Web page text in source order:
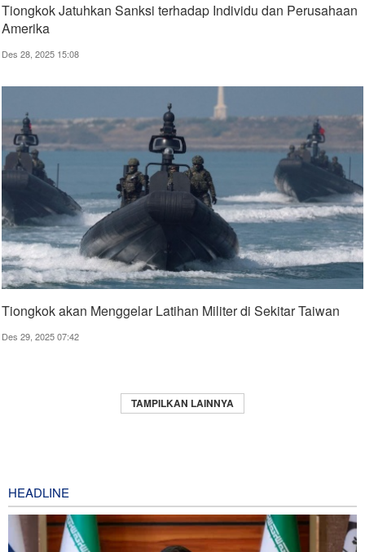
Tiongkok Jatuhkan Sanksi terhadap Individu dan Perusahaan
Amerika
Des 28, 2025 15:08
Tiongkok akan Menggelar Latihan Militer di Sekitar Taiwan
Des 29, 2025 07:42
TAMPILKAN LAINNYA
HEADLINE